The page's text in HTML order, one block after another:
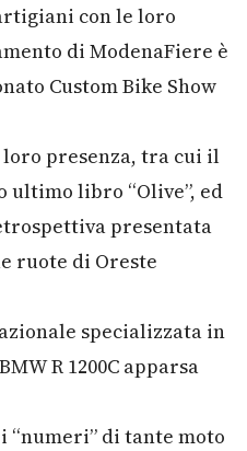
con le loro
di ModenaFiere è
Custom Bike Show
presenza, tra cui il
ultimo libro “Olive”, ed
presentata
ruote di Oreste
specializzata in
R 1200C apparsa
“numeri” di tante moto